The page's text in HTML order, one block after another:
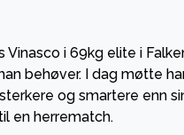
i 69kg elite i
behøver. I dag møtte
og smartere enn
en herrematch.